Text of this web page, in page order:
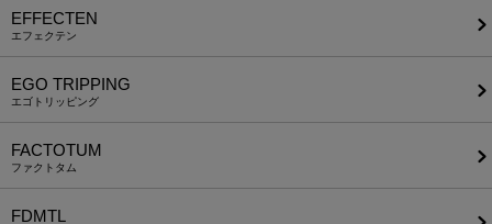
EFFECTEN
エフェクテン
EGO TRIPPING
エゴトリッピング
FACTOTUM
ファクトタム
FDMTL